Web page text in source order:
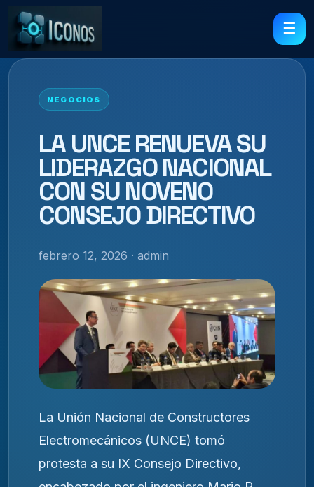
☰
NEGOCIOS
LA UNCE RENUEVA SU
LIDERAZGO NACIONAL
CON SU NOVENO
CONSEJO DIRECTIVO
febrero 12, 2026 · admin
La Unión Nacional de Constructores
Electromecánicos (UNCE) tomó
protesta a su IX Consejo Directivo,